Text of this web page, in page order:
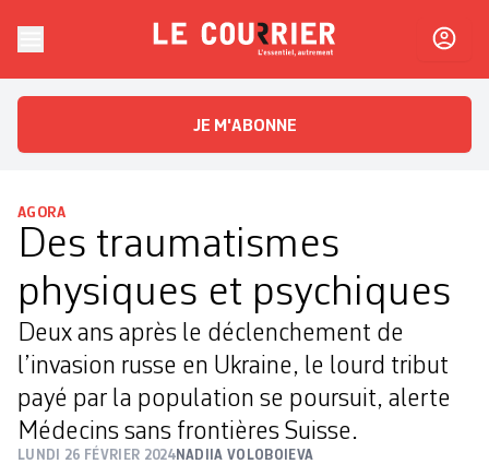
Le CourrierL'essentiel, autrement
JE M'ABONNE
AGORA
Des traumatismes
physiques et psychiques
Deux ans après le déclenchement de
l’invasion russe en Ukraine, le lourd tribut
payé par la population se poursuit, alerte
Médecins sans frontières Suisse.
LUNDI 26 FÉVRIER 2024NADIIA VOLOBOIEVA